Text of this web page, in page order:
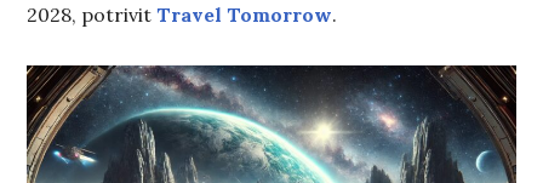
2028, potrivit Travel Tomorrow.